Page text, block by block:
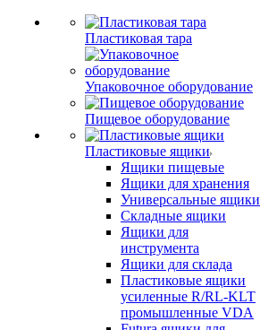
Пластиковая тара
Упаковочное оборудование
Пищевое оборудование
Пластиковые ящики
Ящики пищевые
Ящики для хранения
Универсальные ящики
Складные ящики
Ящики для
инструмента
Ящики для склада
Пластиковые ящики
усиленные R/RL-KLT
промышленные VDA